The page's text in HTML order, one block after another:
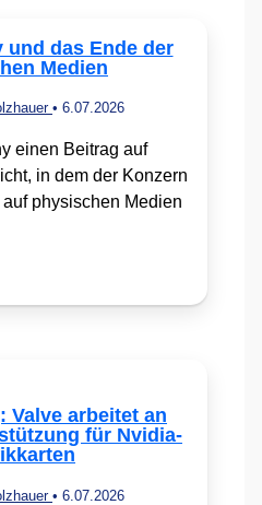
und das Ende der
Medien
• 6.07.2026
einen Beitrag auf
in dem der Konzern
physischen Medien
Valve arbeitet an
für Nvidia-
• 6.07.2026